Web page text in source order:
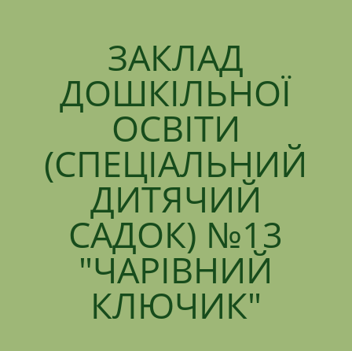
ЗАКЛАД
ДОШКІЛЬНОЇ
ОСВІТИ
(СПЕЦІАЛЬНИЙ
ДИТЯЧИЙ
САДОК) №13
"ЧАРІВНИЙ
КЛЮЧИК"